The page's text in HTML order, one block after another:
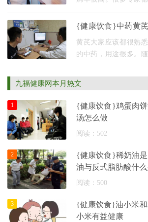
更加注意饮食。下面
{健康饮食}中药黄
么 中药黄芪的食用
喝
黄芪大家应该都很熟
的中药，用途很多。
接作为中药与其他药
因其功能丰
九福健康网本月热文
{健康饮食}鸡蛋肉
汤怎么做
阅读：502
1
{健康饮食}稀奶油
油与反式脂肪酸什
阅读：500
2
{健康饮食}油小米和糯
小米有益健康
3